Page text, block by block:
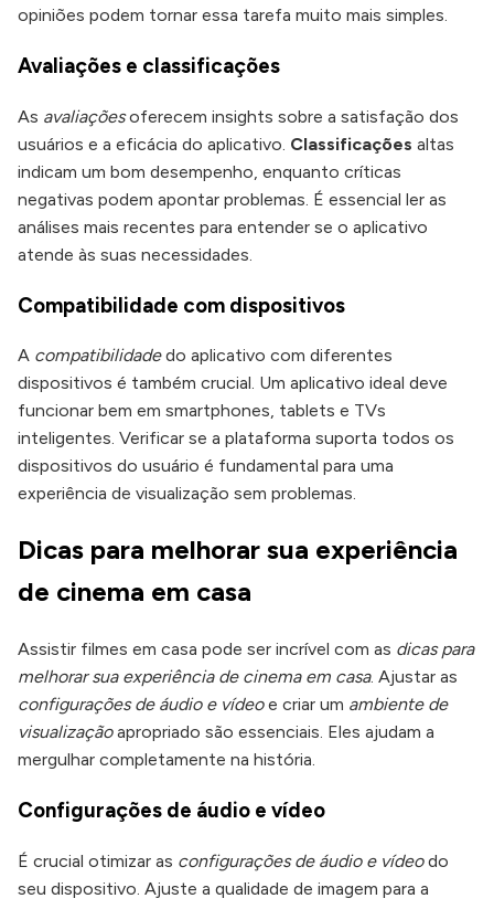
opiniões podem tornar essa tarefa muito mais simples.
Avaliações e classificações
As avaliaçõesoferecem insights sobre a satisfação dos
usuários e a eficácia do aplicativo. Classificações altas
indicam um bom desempenho, enquanto críticas
negativas podem apontar problemas. É essencial ler as
análises mais recentes para entender se o aplicativo
atende às suas necessidades.
Compatibilidade com dispositivos
A compatibilidadedo aplicativo com diferentes
dispositivos é também crucial. Um aplicativo ideal deve
funcionar bem em smartphones, tablets e TVs
inteligentes. Verificar se a plataforma suporta todos os
dispositivos do usuário é fundamental para uma
experiência de visualização sem problemas.
Dicas para melhorar sua experiência
de cinema em casa
Assistir filmes em casa pode ser incrível com as dicas para
melhorar sua experiência de cinema em casa. Ajustar as
configurações de áudio e vídeoe criar um ambiente de
visualizaçãoapropriado são essenciais. Eles ajudam a
mergulhar completamente na história.
Configurações de áudio e vídeo
É crucial otimizar as configurações de áudio e vídeodo
seu dispositivo. Ajuste a qualidade de imagem para a